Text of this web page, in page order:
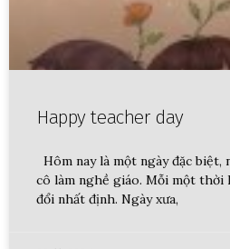
Happy teacher day
Hôm nay là một ngày đặc biệt,
cô làm nghề giáo. Mỗi một thời
đổi nhất định. Ngày xưa,